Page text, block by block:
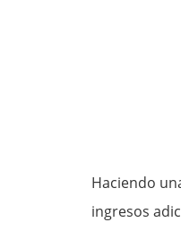
Haciendo
ingresos